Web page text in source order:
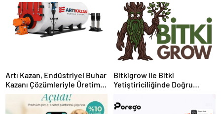
Artı Kazan, Endüstriyel Buhar
Kazanı Çözümleriyle Üretim
Tesislerine Verimli Sistemler
Sunuyor
Bitkigrow ile Bitki
Yetiştiriciliğinde Doğru